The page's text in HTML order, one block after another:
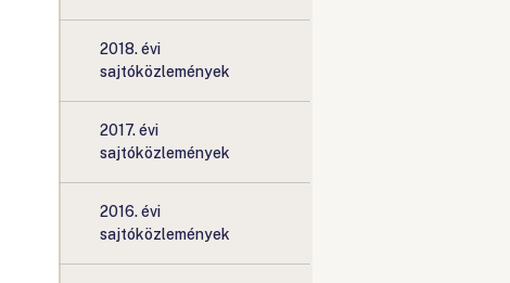
2018. évi
sajtóközlemények
2017. évi
sajtóközlemények
2016. évi
sajtóközlemények